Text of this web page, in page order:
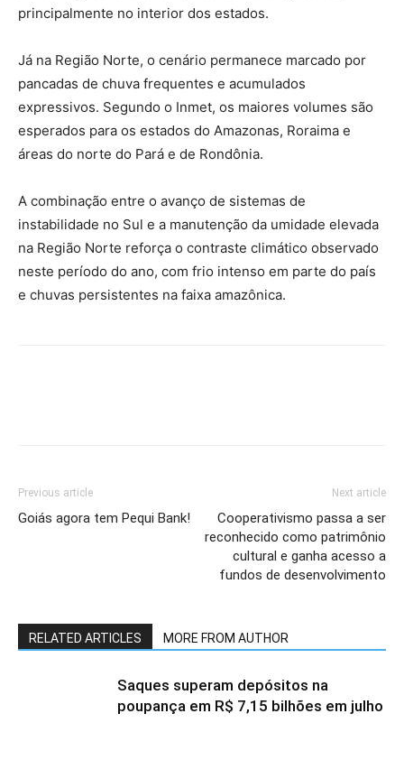
principalmente no interior dos estados.
Já na Região Norte, o cenário permanece marcado por
pancadas de chuva frequentes e acumulados
expressivos. Segundo o Inmet, os maiores volumes são
esperados para os estados do Amazonas, Roraima e
áreas do norte do Pará e de Rondônia.
A combinação entre o avanço de sistemas de
instabilidade no Sul e a manutenção da umidade elevada
na Região Norte reforça o contraste climático observado
neste período do ano, com frio intenso em parte do país
e chuvas persistentes na faixa amazônica.
Previous article
Goiás agora tem Pequi Bank!
Next article
Cooperativismo passa a ser
reconhecido como patrimônio
cultural e ganha acesso a
fundos de desenvolvimento
RELATED ARTICLES MORE FROM AUTHOR
Saques superam depósitos na
poupança em R$ 7,15 bilhões em julho